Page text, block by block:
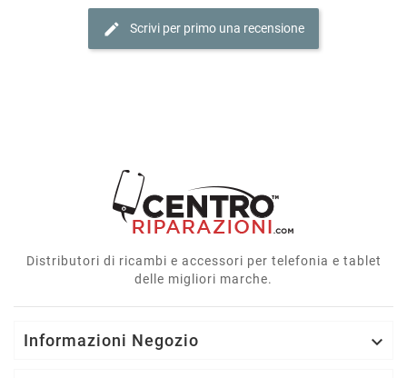
edit Scrivi per primo una recensione
Distributori di ricambi e accessori per telefonia e tablet
delle migliori marche.
Informazioni Negozio 